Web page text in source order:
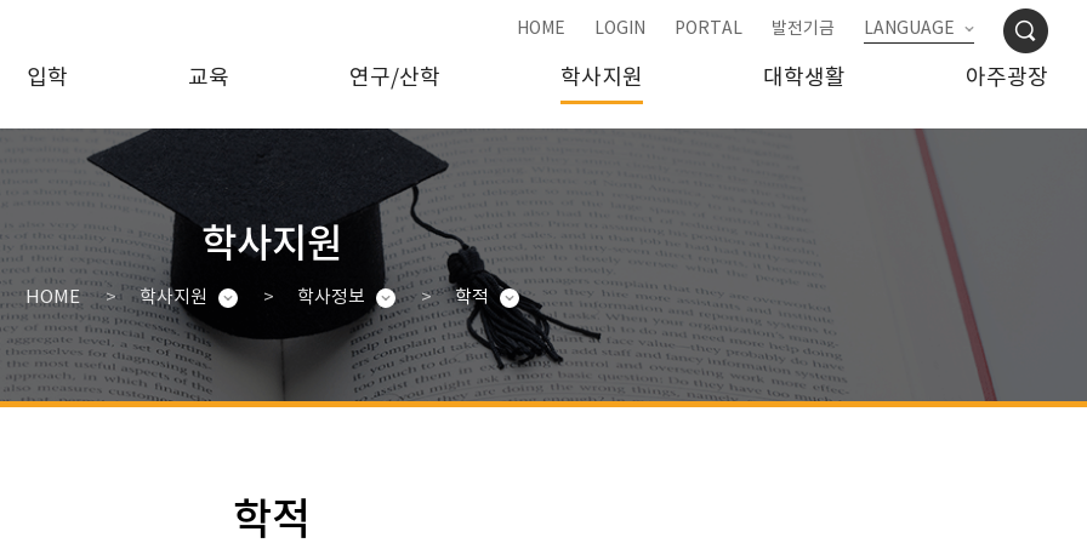
HOME LOGIN PORTAL 발전기금 LANGUAGE
입학 교육 연구/산학 학사지원 대학생활 아주광장
학사지원
HOME 학사지원 학사정보 학적
학적